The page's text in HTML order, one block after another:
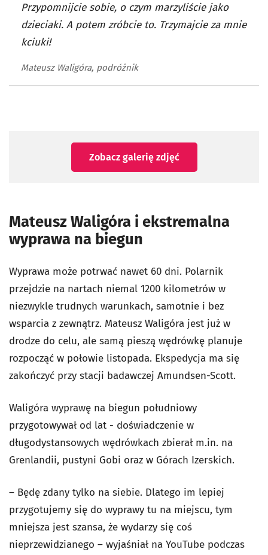
Przypomnijcie sobie, o czym marzyliście jako
dzieciaki. A potem zróbcie to. Trzymajcie za mnie
kciuki!
Mateusz Waligóra, podróżnik
Zobacz galerię zdjęć
Mateusz Waligóra i ekstremalna
wyprawa na biegun
Wyprawa może potrwać nawet 60 dni. Polarnik
przejdzie na nartach niemal 1200 kilometrów w
niezwykle trudnych warunkach, samotnie i bez
wsparcia z zewnątrz. Mateusz Waligóra jest już w
drodze do celu, ale samą pieszą wędrówkę planuje
rozpocząć w połowie listopada. Ekspedycja ma się
zakończyć przy stacji badawczej Amundsen-Scott.
Waligóra wyprawę na biegun południowy
przygotowywał od lat - doświadczenie w
długodystansowych wędrówkach zbierał m.in. na
Grenlandii, pustyni Gobi oraz w Górach Izerskich.
– Będę zdany tylko na siebie. Dlatego im lepiej
przygotujemy się do wyprawy tu na miejscu, tym
mniejsza jest szansa, że wydarzy się coś
nieprzewidzianego – wyjaśniał na YouTube podczas